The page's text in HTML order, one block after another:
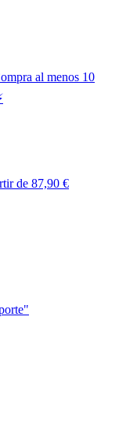
al menos 10
de 87,90 €